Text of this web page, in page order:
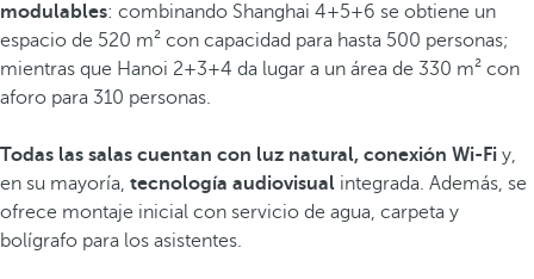
modulables: combinando Shanghai 4+5+6 se obtiene un
espacio de 520 m² con capacidad para hasta 500 personas;
mientras que Hanoi 2+3+4 da lugar a un área de 330 m² con
aforo para 310 personas.
Todas las salas cuentan con luz natural, conexión Wi-Fi y,
en su mayoría, tecnología audiovisual integrada. Además, se
ofrece montaje inicial con servicio de agua, carpeta y
bolígrafo para los asistentes.